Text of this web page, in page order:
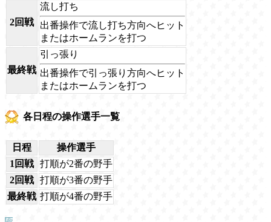
2回戦
流し打ち
出番操作で流し打ち方向へヒット
またはホームランを打つ
最終戦
引っ張り
出番操作で引っ張り方向へヒット
またはホームランを打つ
各日程の操作選手一覧
日程
操作選手
1回戦 打順が2番の野手
2回戦 打順が3番の野手
最終戦 打順が4番の野手